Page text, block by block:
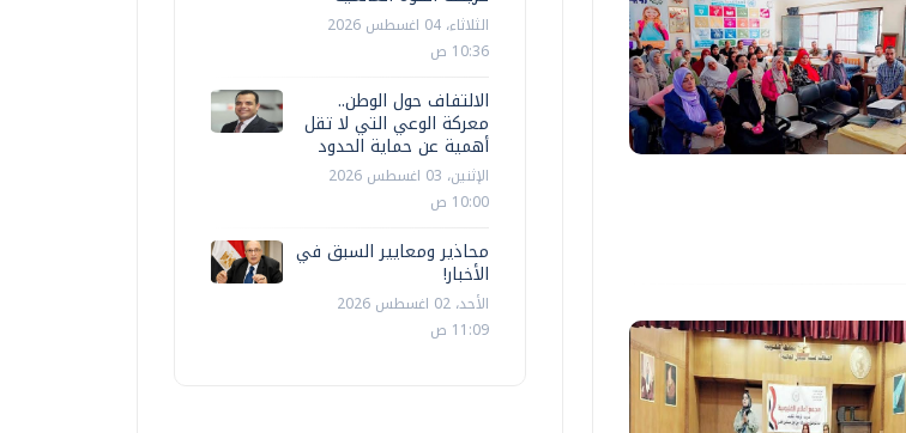
الثلاثاء، 04 اغسطس 2026
10:36 ص
الالتفاف حول الوطن..
معركة الوعي التي لا تقل
أهمية عن حماية الحدود
الإثنين، 03 اغسطس 2026
10:00 ص
محاذير ومعايير السبق في
الأخبار!
الأحد، 02 اغسطس 2026
11:09 ص